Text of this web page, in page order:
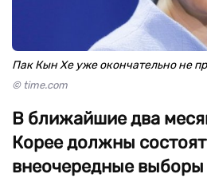
Пак Кын Хе уже окончательно не
© time.com
В ближайшие два
Корее должны
внеочередные выборы